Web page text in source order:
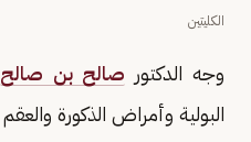
الكليتين
وجه الدكتور صالح بن صالح